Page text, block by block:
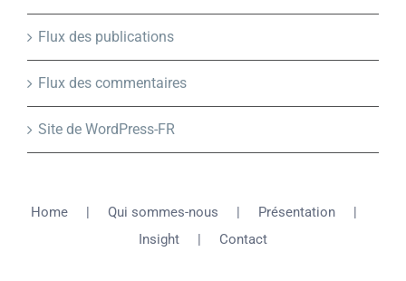
Flux des publications
Flux des commentaires
Site de WordPress-FR
Home Qui sommes-nous
Présentation
Insight
Contact